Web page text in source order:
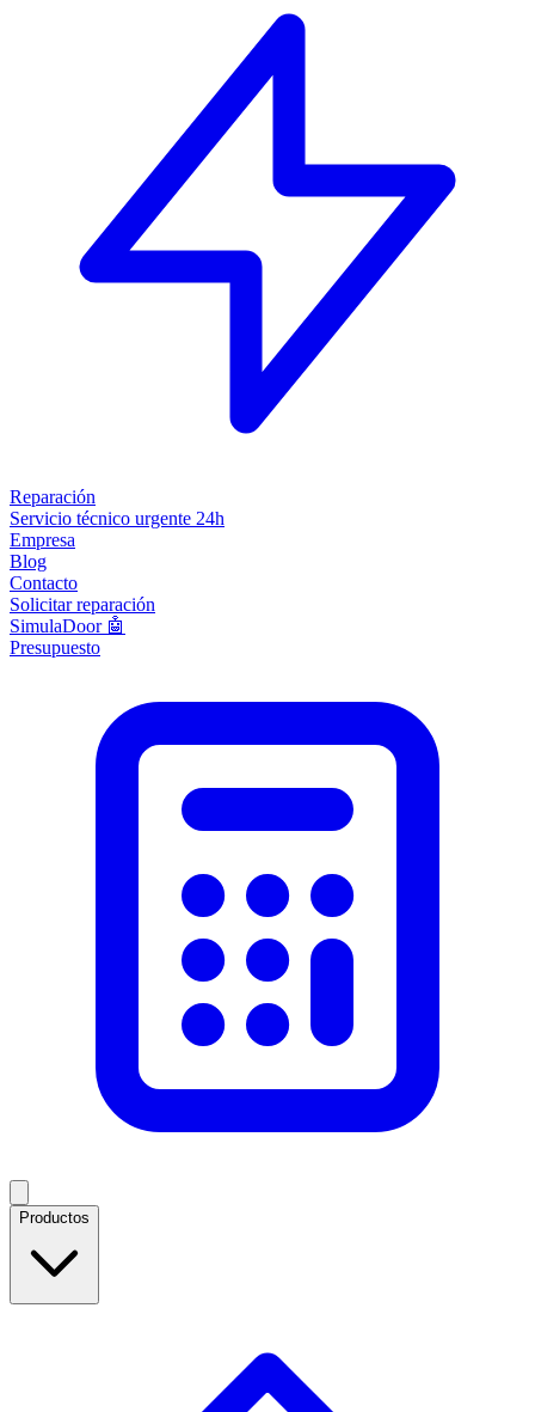
Reparación
Servicio técnico urgente 24h
Empresa
Blog
Contacto
Solicitar reparación
SimulaDoor 🤖
Presupuesto
Productos